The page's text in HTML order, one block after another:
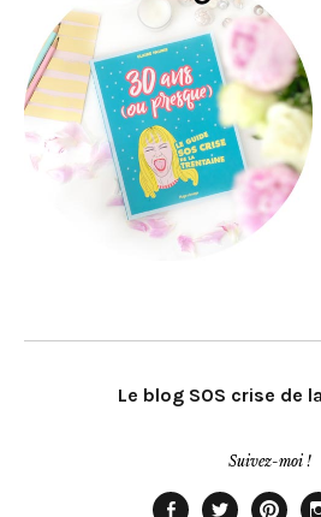
Le blog SOS crise de
Suivez-moi !